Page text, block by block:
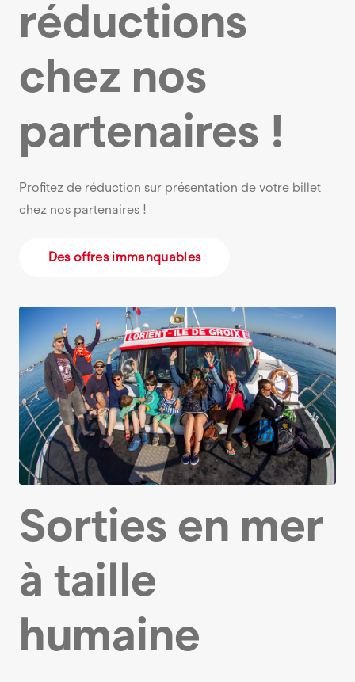
réductions
chez nos
partenaires !
Profitez de réduction sur présentation de votre billet
chez nos partenaires !
Des offres immanquables
Sorties en mer
à taille
humaine